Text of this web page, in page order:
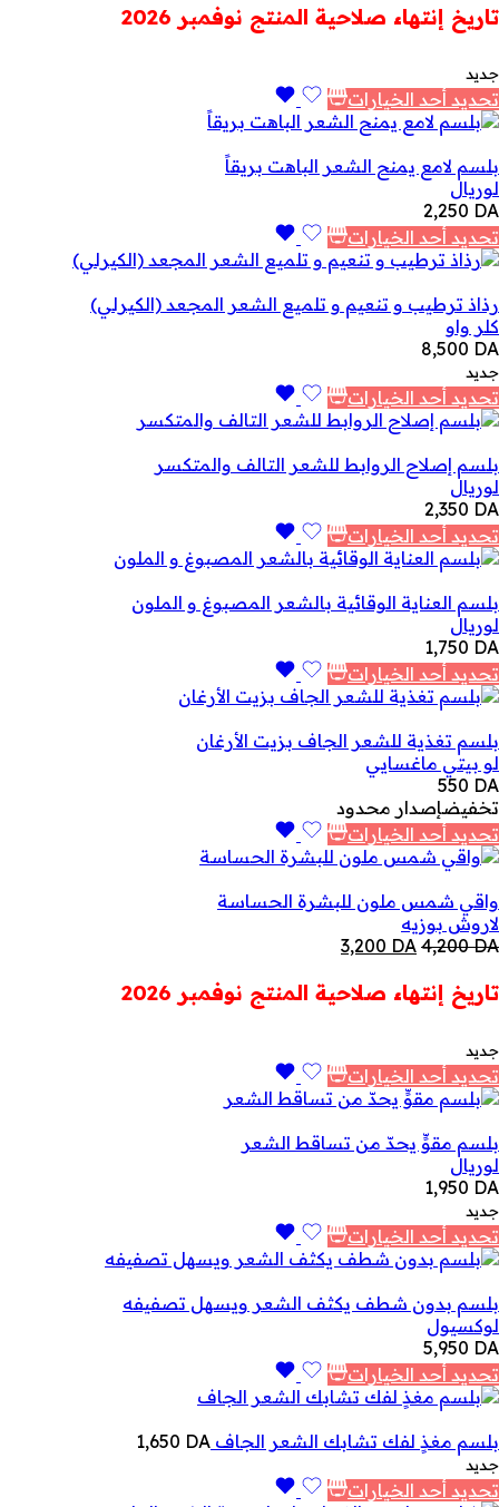
هو:
3,900 DA.
هو:
2,400 DA.
تاريخ إنتهاء صلاحية المنتج نوفمبر 2026
جديد
تحديد أحد الخيارات
بلسم لامع يمنح الشعر الباهت بريقاً
لوريال
2,250 DA
تحديد أحد الخيارات
رذاذ ترطيب و تنعيم و تلميع الشعر المجعد (الكيرلي)
كلر واو
8,500 DA
جديد
تحديد أحد الخيارات
بلسم إصلاح الروابط للشعر التالف والمتكسر
لوريال
2,350 DA
تحديد أحد الخيارات
بلسم العناية الوقائية بالشعر المصبوغ و الملون
لوريال
1,750 DA
تحديد أحد الخيارات
بلسم تغذية للشعر الجاف بزيت الأرغان
لو بيتي ماغسايي
550 DA
تخفيضإصدار محدود
تحديد أحد الخيارات
واقي شمس ملون للبشرة الحساسة
لاروش بوزيه
4,200DA
السعر
هو:
4,200 DA.
3,200 DA
السعر
هو:
3,200 DA.
تاريخ إنتهاء صلاحية المنتج نوفمبر 2026
جديد
تحديد أحد الخيارات
بلسم مقوٍّ يحدّ من تساقط الشعر
لوريال
1,950 DA
جديد
تحديد أحد الخيارات
بلسم بدون شطف يكثف الشعر ويسهل تصفيفه
لوكسيول
5,950 DA
تحديد أحد الخيارات
بلسم مغذٍ لفك تشابك الشعر الجاف 1,650 DA
جديد
تحديد أحد الخيارات